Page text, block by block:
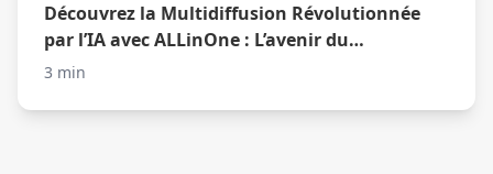
Découvrez la Multidiffusion Révolutionnée
par l’IA avec ALLinOne : L’avenir du
Recrutement Optimisé
3 min